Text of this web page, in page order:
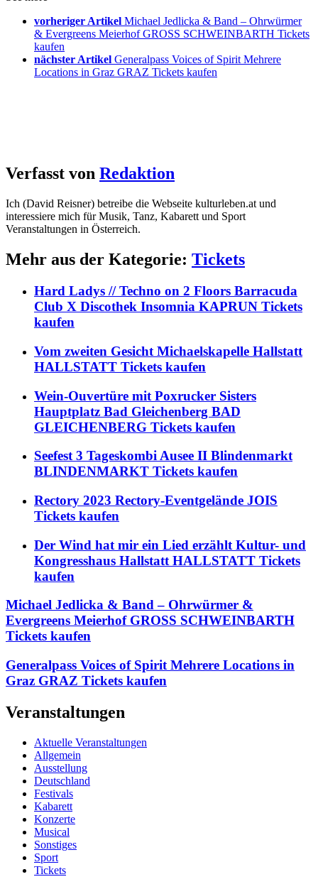
vorheriger Artikel Michael Jedlicka & Band – Ohrwürmer
& Evergreens Meierhof GROSS SCHWEINBARTH Tickets
kaufen
nächster Artikel Generalpass Voices of Spirit Mehrere
Locations in Graz GRAZ Tickets kaufen
Verfasst von Redaktion
Ich (David Reisner) betreibe die Webseite kulturleben.at und
interessiere mich für Musik, Tanz, Kabarett und Sport
Veranstaltungen in Österreich.
Mehr aus der Kategorie: Tickets
Hard Ladys // Techno on 2 Floors Barracuda
Club X Discothek Insomnia KAPRUN Tickets
kaufen
Vom zweiten Gesicht Michaelskapelle Hallstatt
HALLSTATT Tickets kaufen
Wein-Ouvertüre mit Poxrucker Sisters
Hauptplatz Bad Gleichenberg BAD
GLEICHENBERG Tickets kaufen
Seefest 3 Tageskombi Ausee II Blindenmarkt
BLINDENMARKT Tickets kaufen
Rectory 2023 Rectory-Eventgelände JOIS
Tickets kaufen
Der Wind hat mir ein Lied erzählt Kultur- und
Kongresshaus Hallstatt HALLSTATT Tickets
kaufen
Michael Jedlicka & Band – Ohrwürmer &
Evergreens Meierhof GROSS SCHWEINBARTH
Tickets kaufen
Generalpass Voices of Spirit Mehrere Locations in
Graz GRAZ Tickets kaufen
Veranstaltungen
Aktuelle Veranstaltungen
Allgemein
Ausstellung
Deutschland
Festivals
Kabarett
Konzerte
Musical
Sonstiges
Sport
Tickets